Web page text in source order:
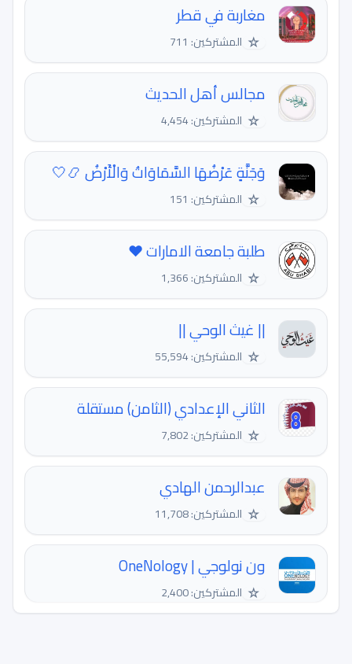
مغاربة في قطر
☆ المشتركين: 711
مجالس أهل الحديث
☆ المشتركين: 4,454
وَجَنَّةٍ عَرْضُهَا السَّمَاوَاتُ وَالْأَرْضُ 📿🤍
☆ المشتركين: 151
طلبة جامعة الامارات ❤️
☆ المشتركين: 1,366
|| غيث الوحي ||
☆ المشتركين: 55,594
الثاني الإعدادي (الثامن) مستقلة
☆ المشتركين: 7,802
عبدالرحمن الهادي
☆ المشتركين: 11,708
ون نولوجي | OneNology
☆ المشتركين: 2,400